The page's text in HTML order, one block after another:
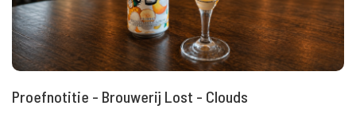
Proefnotitie - Brouwerij Lost - Clouds